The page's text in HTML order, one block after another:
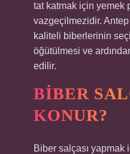
tat katmak için yemek
vazgeçilmezidir.
kaliteli biberlerinin
öğütülmesi ve
edilir.
BIBER
KONUR?
Biber salçası